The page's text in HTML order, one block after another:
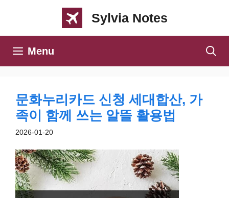
Sylvia Notes
Menu
문화누리카드 신청 세대합산, 가
족이 함께 쓰는 알뜰 활용법
2026-01-20